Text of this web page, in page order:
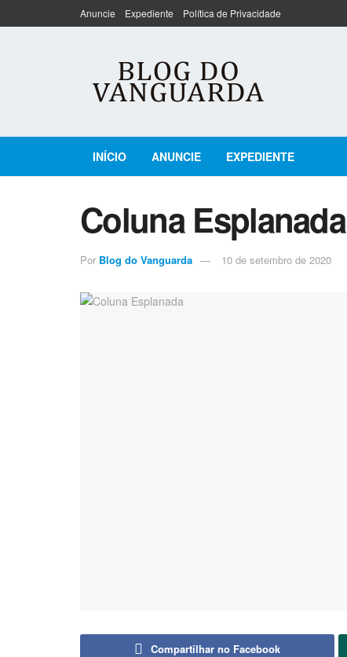
Anuncie Expediente Política de Privacidade
INÍCIO ANUNCIE EXPEDIENTE
Coluna Esplanada
Por Blog do Vanguarda 10 de setembro de 2020
Compartilhar no Facebook